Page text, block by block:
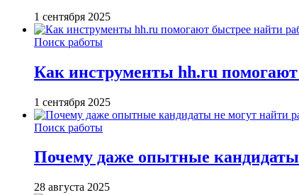
1 сентября 2025
Поиск работы
Как инструменты hh.ru помогают
1 сентября 2025
Поиск работы
Почему даже опытные кандидаты
28 августа 2025